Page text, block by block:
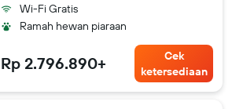
Wi-Fi Gratis
Ramah hewan piaraan
Rp 2.796.890+
Cek
ketersediaan